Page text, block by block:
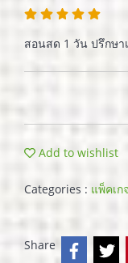
สอนสด 1 วัน ปรึกษ
Add to wishlist
Categories : แพ็คเ
Share